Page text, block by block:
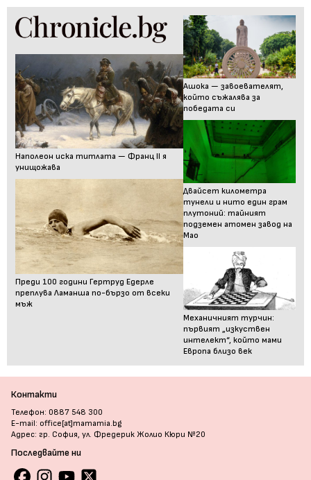
Наполеон иска титлата — Франц II я
унищожава
Преди 100 години Гертруд Едерле
преплува Ламанша по-бързо от всеки
мъж
Ашока — завоевателят,
който съжалява за
победата си
Двайсет километра
тунели и нито един грам
плутоний: тайният
подземен атомен завод на
Мао
Механичният турчин:
първият „изкуствен
интелект“, който мами
Европа близо век
Контакти
Телефон: 0887 548 300
E-mail: office[at]mamamia.bg
Адрес: гр. София, ул. Фредерик Жолио Кюри №20
Последвайте ни